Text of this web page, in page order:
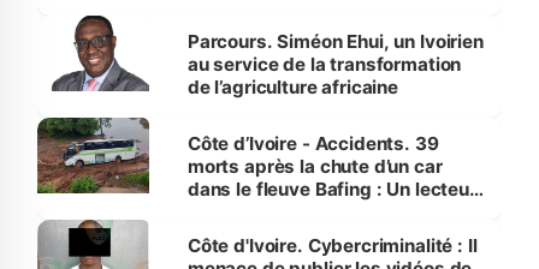
Parcours. Siméon Ehui, un Ivoirien
au service de la transformation
de l’agriculture africaine
Côte d’Ivoire - Accidents. 39
morts après la chute d’un car
dans le fleuve Bafing : Un lecteur
des Transports
Côte d'Ivoire. Cybercriminalité : Il